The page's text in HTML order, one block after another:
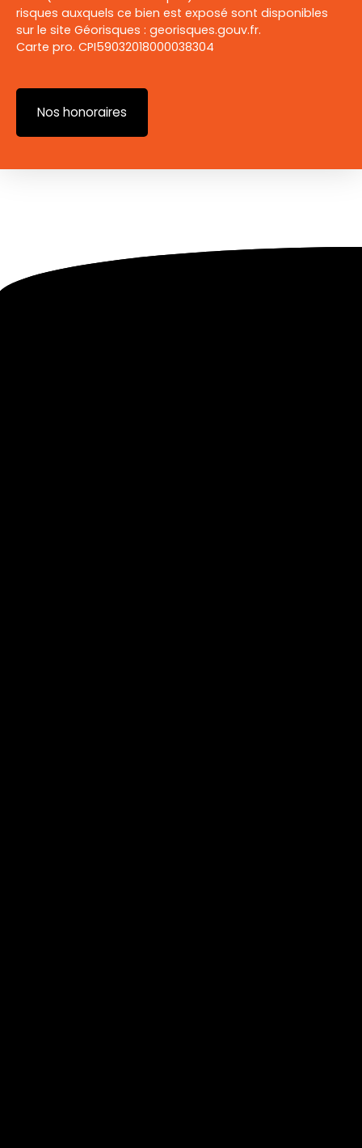
risques auxquels ce bien est exposé sont disponibles
sur le site Géorisques : georisques.gouv.fr.
Carte pro. CPI59032018000038304
Nos honoraires